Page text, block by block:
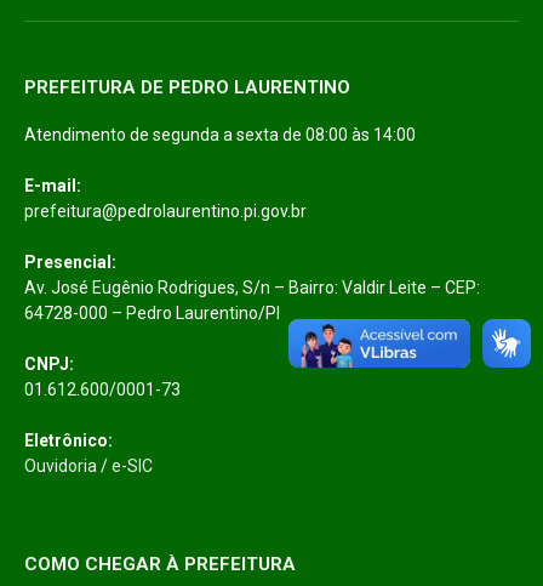
PREFEITURA DE PEDRO LAURENTINO
Atendimento de segunda a sexta de 08:00 às 14:00
E-mail:
prefeitura@pedrolaurentino.pi.gov.br
Presencial:
Av. José Eugênio Rodrigues, S/n – Bairro: Valdir Leite – CEP:
64728-000 – Pedro Laurentino/PI
CNPJ:
01.612.600/0001-73
Eletrônico:
Ouvidoria /e-SIC
COMO CHEGAR À PREFEITURA